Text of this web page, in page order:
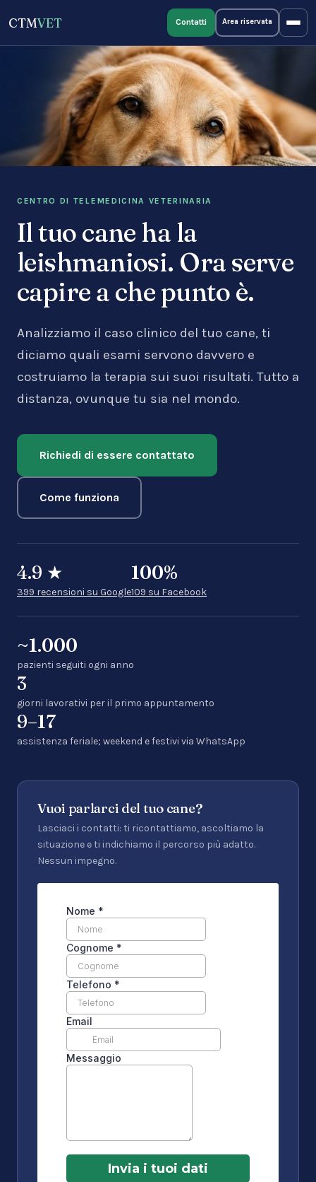
CTMVET Contatti Area riservata
CENTRO DI TELEMEDICINA VETERINARIA
Il tuo cane ha la
leishmaniosi. Ora serve
capire a che punto è.
Analizziamo il caso clinico del tuo cane, ti
diciamo quali esami servono davvero e
costruiamo la terapia sui suoi risultati. Tutto a
distanza, ovunque tu sia nel mondo.
Richiedi di essere contattato
Come funziona
4.9 ★
399 recensioni su Google
100%
109 su Facebook
~1.000
pazienti seguiti ogni anno
3
giorni lavorativi per il primo appuntamento
9–17
assistenza feriale; weekend e festivi via WhatsApp
Vuoi parlarci del tuo cane?
Lasciaci i contatti: ti ricontattiamo, ascoltiamo la
situazione e ti indichiamo il percorso più adatto.
Nessun impegno.